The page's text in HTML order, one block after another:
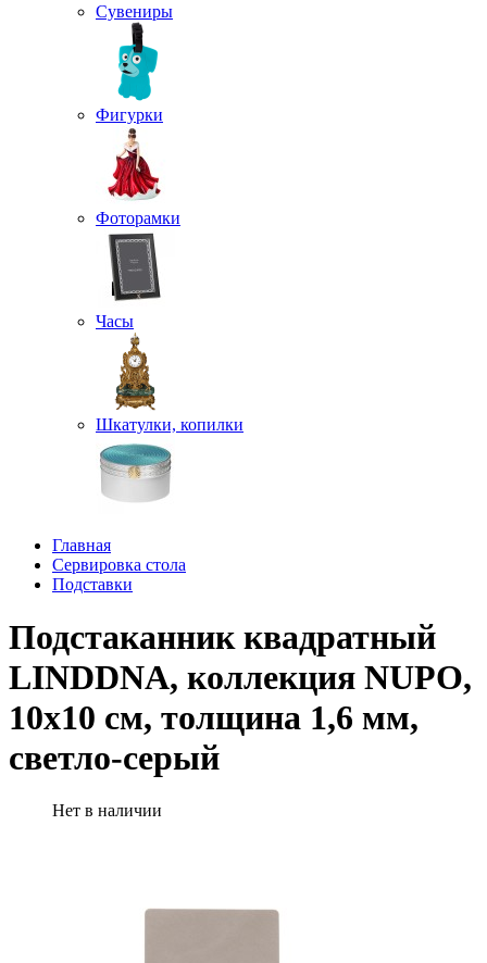
Сувениры
Фигурки
Фоторамки
Часы
Шкатулки, копилки
Главная
Сервировка стола
Подставки
Подстаканник квадратный
LINDDNA, коллекция NUPO,
10x10 см, толщина 1,6 мм,
светло-серый
Нет в наличии